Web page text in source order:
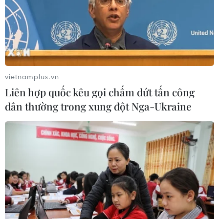
Giá hàng hóa nguyên liệu thế giới giảm sau 4 phiên
tăng, ảnh hưởng từ nguồn cung tăng và tồn kho cao, thị
trường biến động mạnh ngày 14/5.
vietnamplus.vn
Liên hợp quốc kêu gọi chấm dứt tấn công
dân thường trong xung đột Nga-Ukraine